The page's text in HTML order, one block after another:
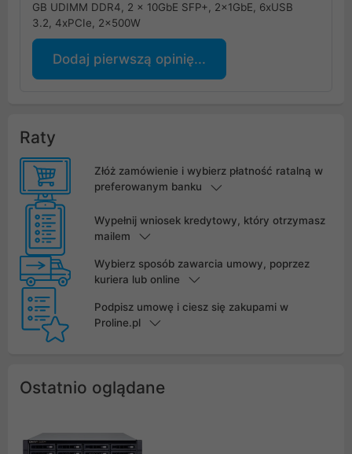
GB UDIMM DDR4, 2 x 10GbE SFP+, 2x1GbE, 6xUSB
3.2, 4xPCIe, 2x500W
Dodaj pierwszą opinię...
Raty
Złóż zamówienie i wybierz płatność ratalną w
preferowanym banku
Wypełnij wniosek kredytowy, który otrzymasz
mailem
Wybierz sposób zawarcia umowy, poprzez
kuriera lub online
Podpisz umowę i ciesz się zakupami w
Proline.pl
Ostatnio oglądane